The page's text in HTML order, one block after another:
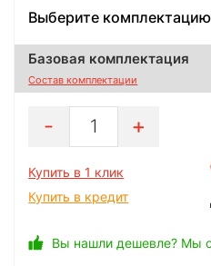
Выберите комплектацию
Базовая комплектация
Состав комплектации
1
Купить в 1 клик
Купить в кредит
Вы нашли дешевле? Мы